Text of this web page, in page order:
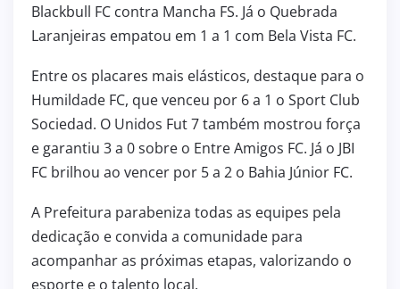
Blackbull FC contra Mancha FS. Já o Quebrada
Laranjeiras empatou em 1 a 1 com Bela Vista FC.
Entre os placares mais elásticos, destaque para o
Humildade FC, que venceu por 6 a 1 o Sport Club
Sociedad. O Unidos Fut 7 também mostrou força
e garantiu 3 a 0 sobre o Entre Amigos FC. Já o JBI
FC brilhou ao vencer por 5 a 2 o Bahia Júnior FC.
A Prefeitura parabeniza todas as equipes pela
dedicação e convida a comunidade para
acompanhar as próximas etapas, valorizando o
esporte e o talento local.